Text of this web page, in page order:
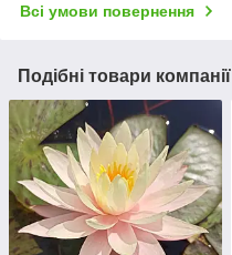
Всі умови повернення
Подібні товари компанії